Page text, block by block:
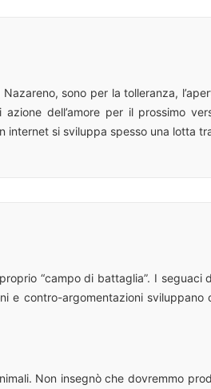
sono per la tolleranza,
dell’amore per il prossimo
internet si sviluppa spesso una lotta
“campo di battaglia”. I seguaci
e contro-argomentazioni sviluppano
Non insegnò che dovremmo